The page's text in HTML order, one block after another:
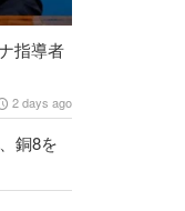
指導者
2 days ago
銅8を